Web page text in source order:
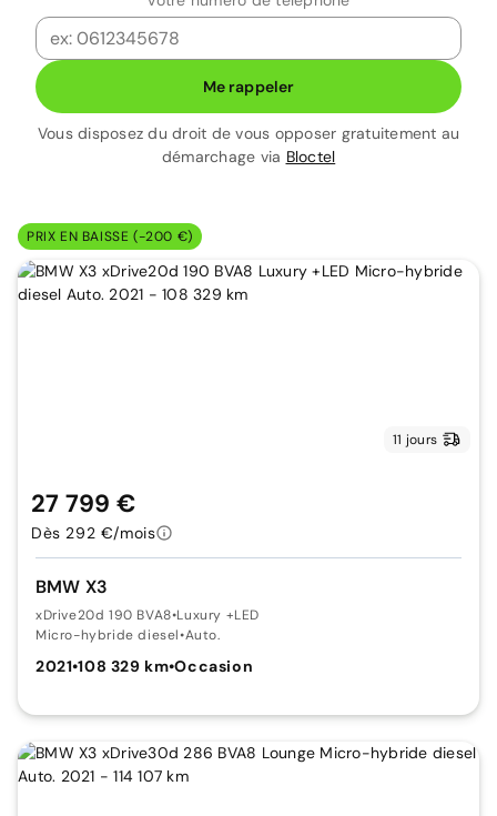
Me rappeler
Vous disposez du droit de vous opposer gratuitement au
démarchage via Bloctel
PRIX EN BAISSE (-200 €)
11 jours
BMW X3
xDrive20d 190 BVA8•Luxury +LED
Micro-hybride diesel•Auto.
2021•108 329 km•Occasion
27 799 €
Dès 292 €/mois